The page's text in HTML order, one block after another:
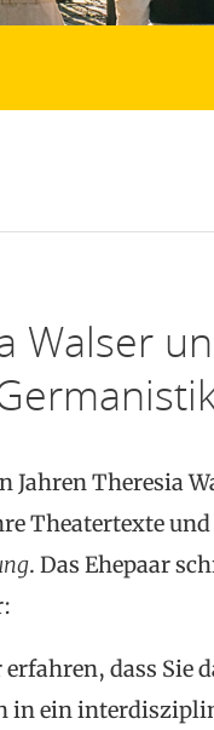
Walser
Jahren Theresia
Theatertexte und
. Das Ehepaar
dass Sie
in ein